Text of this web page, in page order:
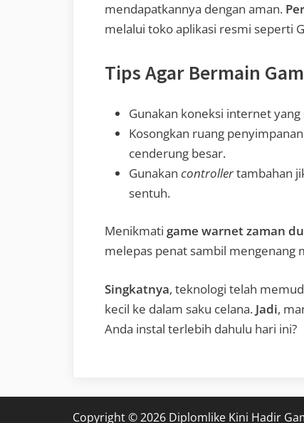
mendapatkannya dengan aman.
melalui toko aplikasi resmi seperti
Tips Agar Bermain
Gunakan koneksi internet
Kosongkan ruang
cenderung besar.
Gunakan controllertambahan
sentuh.
Menikmati game warnet zaman
melepas penat sambil mengenang
Singkatnya, teknologi telah
kecil ke dalam saku celana. Jadi,
Anda instal terlebih dahulu hari ini?
Copyright © 2026 Diplomlike Kini Hadir